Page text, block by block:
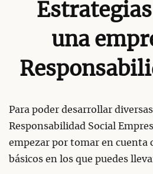
una
Para poder desarrollar
Responsabilidad Social
empezar por tomar en cuenta
básicos en los que puedes